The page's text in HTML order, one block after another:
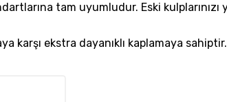
tam uyumludur. Eski kulplarınızı
ekstra dayanıklı kaplamaya